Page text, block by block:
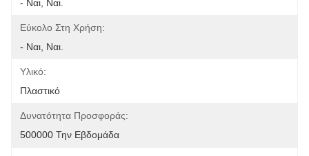
- Ναι, Ναι.
Εύκολο Στη Χρήση:
- Ναι, Ναι.
Υλικό:
Πλαστικό
Δυνατότητα Προσφοράς:
500000 Την Εβδομάδα